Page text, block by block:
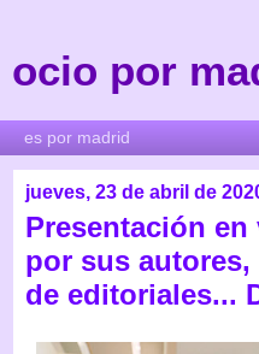
ocio por
jueves, 23 de abril de
Presentación
por sus
de editoriales...